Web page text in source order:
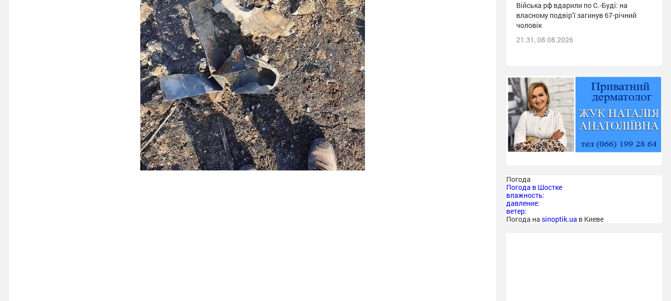
Війська рф вдарили по С.-Буді: на
власному подвір’ї загинув 67-річний
чоловік
21:31, 08.08.2026
Погода
Погода в Шостке
влажность:
давление:
ветер:
Погода на sinoptik.ua в Киеве